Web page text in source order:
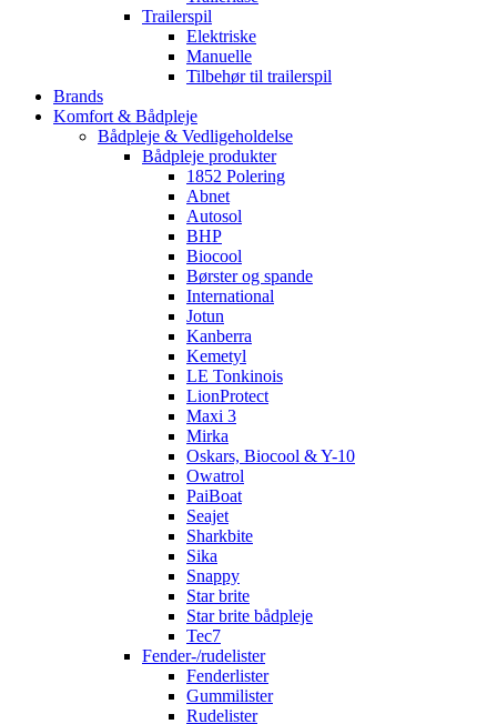
Trailerspil
Elektriske
Manuelle
Tilbehør til trailerspil
Brands
Komfort & Bådpleje
Bådpleje & Vedligeholdelse
Bådpleje produkter
1852 Polering
Abnet
Autosol
BHP
Biocool
Børster og spande
International
Jotun
Kanberra
Kemetyl
LE Tonkinois
LionProtect
Maxi 3
Mirka
Oskars, Biocool & Y-10
Owatrol
PaiBoat
Seajet
Sharkbite
Sika
Snappy
Star brite
Star brite bådpleje
Tec7
Fender-/rudelister
Fenderlister
Gummilister
Rudelister